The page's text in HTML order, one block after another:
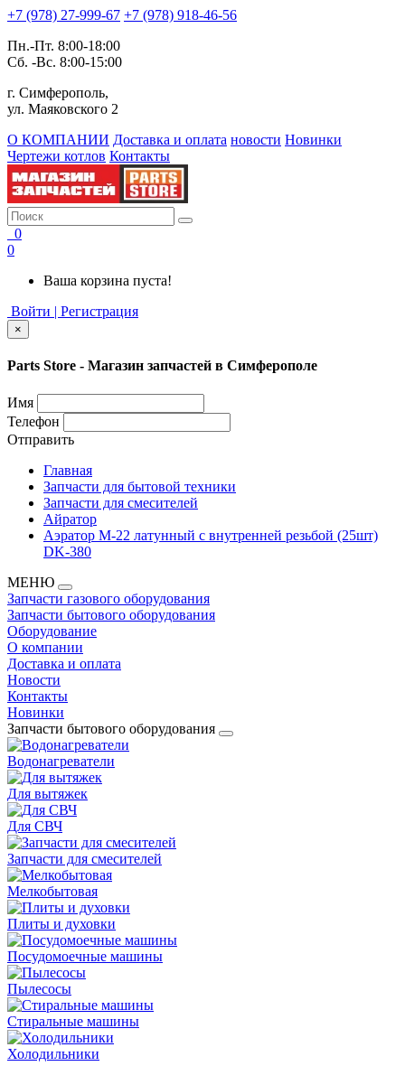
+7 (978) 27-999-67 +7 (978) 918-46-56
Пн.-Пт. 8:00-18:00
Сб. -Вс. 8:00-15:00
г. Симферополь,
ул. Маяковского 2
О КОМПАНИИ Доставка и оплата новости Новинки
Чертежи котлов Контакты
0
0
Ваша корзина пуста!
Войти | Регистрация
×
Parts Store - Магазин запчастей в Симферополе
Имя
Телефон
Отправить
Главная
Запчасти для бытовой техники
Запчасти для смесителей
Айратор
Аэратор М-22 латунный с внутренней резьбой (25шт)
DK-380
МЕНЮ
Запчасти газового оборудования
Запчасти бытового оборудования
Оборудование
О компании
Доставка и оплата
Новости
Контакты
Новинки
Запчасти бытового оборудования
Водонагреватели
Для вытяжек
Для СВЧ
Запчасти для смесителей
Мелкобытовая
Плиты и духовки
Посудомоечные машины
Пылесосы
Стиральные машины
Холодильники